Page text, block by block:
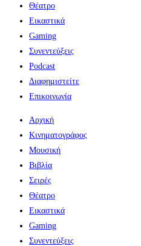
Θέατρο
Εικαστικά
Gaming
Συνεντεύξεις
Podcast
Διαφημιστείτε
Επικοινωνία
Αρχική
Κινηματογράφος
Μουσική
Βιβλία
Σειρές
Θέατρο
Εικαστικά
Gaming
Συνεντεύξεις